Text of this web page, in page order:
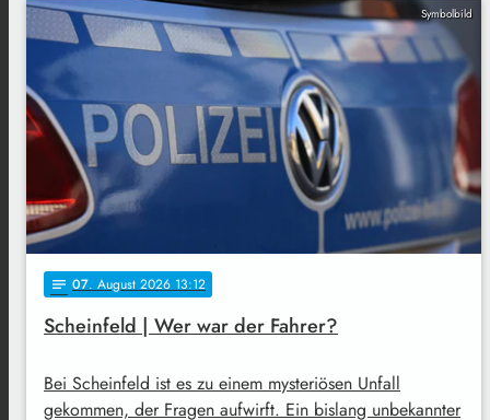
Symbolbild
notes 07. August 2026 13:12
Scheinfeld | Wer war der Fahrer?
Bei Scheinfeld ist es zu einem mysteriösen Unfall
gekommen, der Fragen aufwirft. Ein bislang unbekannter